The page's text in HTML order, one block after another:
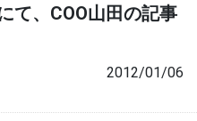
て、COO山田の記事
2012/01/06